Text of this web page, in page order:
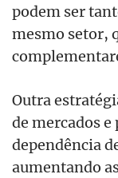
podem ser
mesmo setor,
Outra
de mercados
dependência
aumentando